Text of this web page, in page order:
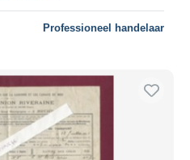
Professioneel handelaar